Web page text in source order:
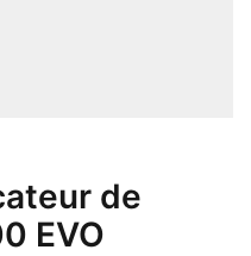
de
EVO